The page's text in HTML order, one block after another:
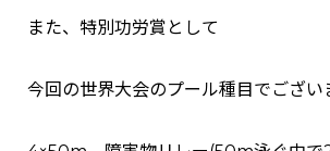
また、特別功労賞として
今回の世界大会のプール種目でござい